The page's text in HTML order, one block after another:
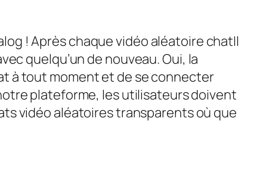
! Après chaque vidéo aléatoire chatIl
quelqu’un de nouveau. Oui, la
à tout moment et de se connecter
plateforme, les utilisateurs doivent
vidéo aléatoires transparents où que